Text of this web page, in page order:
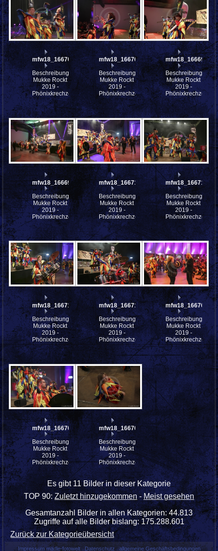
mfw18_166702
Beschreibung:
Mukke Rockt
2019 -
Phönixkrechzer
mfw18_166701
Beschreibung:
Mukke Rockt
2019 -
Phönixkrechzer
mfw18_166699
Beschreibung:
Mukke Rockt
2019 -
Phönixkrechzer
mfw18_166695
Beschreibung:
Mukke Rockt
2019 -
Phönixkrechzer
mfw18_166717
Beschreibung:
Mukke Rockt
2019 -
Phönixkrechzer
mfw18_166715
Beschreibung:
Mukke Rockt
2019 -
Phönixkrechzer
mfw18_166714
Beschreibung:
Mukke Rockt
2019 -
Phönixkrechzer
mfw18_166713
Beschreibung:
Mukke Rockt
2019 -
Phönixkrechzer
mfw18_166709
Beschreibung:
Mukke Rockt
2019 -
Phönixkrechzer
mfw18_166706
Beschreibung:
Mukke Rockt
2019 -
Phönixkrechzer
mfw18_166704
Beschreibung:
Mukke Rockt
2019 -
Phönixkrechzer
Es gibt 11 Bilder in dieser Kategorie
TOP 90:Zuletzt hinzugekommen -Meist gesehen
Gesamtanzahl Bilder in allen Kategorien: 44.813
Zugriffe auf alle Bilder bislang: 175.288.601
Zurück zur Kategorieübersicht
Impressum madle-fotowelt Datenschutz allgemeine Geschäftsbedingungen